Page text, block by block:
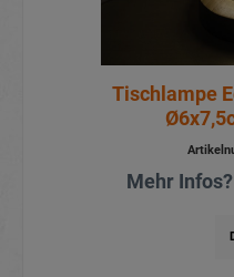
Tischlampe
Mehr Infos?